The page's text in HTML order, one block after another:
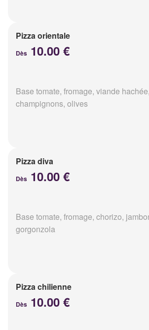
Pizza orientale
Dès 10.00 €
Base tomate, fromage, viande
champignons, olives
Pizza diva
Dès 10.00 €
Base tomate, fromage, chorizo,
gorgonzola
Pizza chilienne
Dès 10.00 €